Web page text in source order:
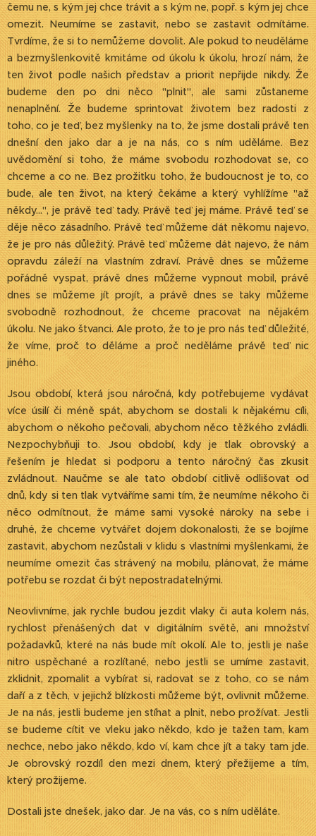
čemu ne, s kým jej chce trávit a s kým ne, popř. s kým jej chce
omezit. Neumíme se zastavit, nebo se zastavit odmítáme.
Tvrdíme, že si to nemůžeme dovolit. Ale pokud to neuděláme
a bezmyšlenkovitě kmitáme od úkolu k úkolu, hrozí nám, že
ten život podle našich představ a priorit nepřijde nikdy. Že
budeme den po dni něco "plnit", ale sami zůstaneme
nenaplnění. Že budeme sprintovat životem bez radosti z
toho, co je teď, bez myšlenky na to, že jsme dostali právě ten
dnešní den jako dar a je na nás, co s ním uděláme. Bez
uvědomění si toho, že máme svobodu rozhodovat se, co
chceme a co ne. Bez prožitku toho, že budoucnost je to, co
bude, ale ten život, na který čekáme a který vyhlížíme "až
někdy...", je právě teď tady. Právě teď jej máme. Právě teď se
děje něco zásadního. Právě teď můžeme dát někomu najevo,
že je pro nás důležitý. Právě teď můžeme dát najevo, že nám
opravdu záleží na vlastním zdraví. Právě dnes se můžeme
pořádně vyspat, právě dnes můžeme vypnout mobil, právě
dnes se můžeme jít projít, a právě dnes se taky můžeme
svobodně rozhodnout, že chceme pracovat na nějakém
úkolu. Ne jako štvanci. Ale proto, že to je pro nás teď důležité,
že víme, proč to děláme a proč neděláme právě teď nic
jiného.
Jsou období, která jsou náročná, kdy potřebujeme vydávat
více úsilí či méně spát, abychom se dostali k nějakému cíli,
abychom o někoho pečovali, abychom něco těžkého zvládli.
Nezpochybňuji to. Jsou období, kdy je tlak obrovský a
řešením je hledat si podporu a tento náročný čas zkusit
zvládnout. Naučme se ale tato období citlivě odlišovat od
dnů, kdy si ten tlak vytváříme sami tím, že neumíme někoho či
něco odmítnout, že máme sami vysoké nároky na sebe i
druhé, že chceme vytvářet dojem dokonalosti, že se bojíme
zastavit, abychom nezůstali v klidu s vlastními myšlenkami, že
neumíme omezit čas strávený na mobilu, plánovat, že máme
potřebu se rozdat či být nepostradatelnými.
Neovlivníme, jak rychle budou jezdit vlaky či auta kolem nás,
rychlost přenášených dat v digitálním světě, ani množství
požadavků, které na nás bude mít okolí. Ale to, jestli je naše
nitro uspěchané a rozlítané, nebo jestli se umíme zastavit,
zklidnit, zpomalit a vybírat si, radovat se z toho, co se nám
daří a z těch, v jejichž blízkosti můžeme být, ovlivnit můžeme.
Je na nás, jestli budeme jen stíhat a plnit, nebo prožívat. Jestli
se budeme cítit ve vleku jako někdo, kdo je tažen tam, kam
nechce, nebo jako někdo, kdo ví, kam chce jít a taky tam jde.
Je obrovský rozdíl den mezi dnem, který přežijeme a tím,
který prožijeme.
Dostali jste dnešek, jako dar. Je na vás, co s ním uděláte.